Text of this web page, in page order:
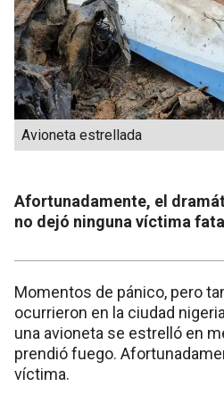
Avioneta estrellada
Afortunadamente, el
no dejó ninguna víctima
Momentos de pánico, pero
ocurrieron en la ciudad
una avioneta se estrelló en
prendió fuego.
víctima.